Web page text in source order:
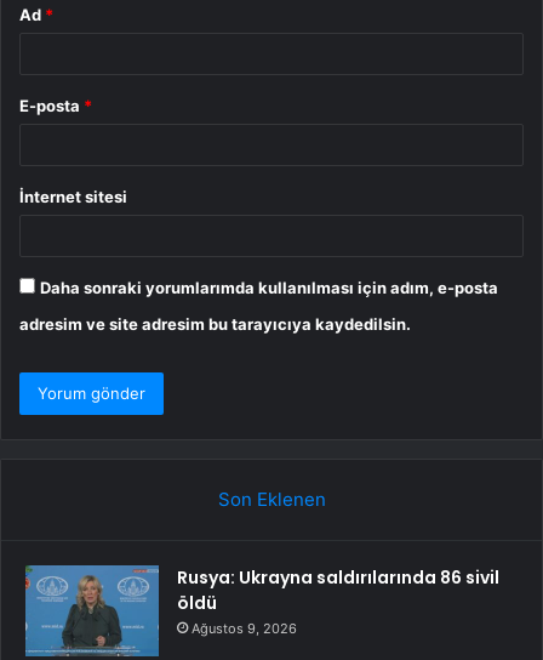
Ad *
E-posta *
İnternet sitesi
Daha sonraki yorumlarımda kullanılması için adım, e-posta
adresim ve site adresim bu tarayıcıya kaydedilsin.
Son Eklenen
Rusya: Ukrayna saldırılarında 86 sivil
öldü
Ağustos 9, 2026